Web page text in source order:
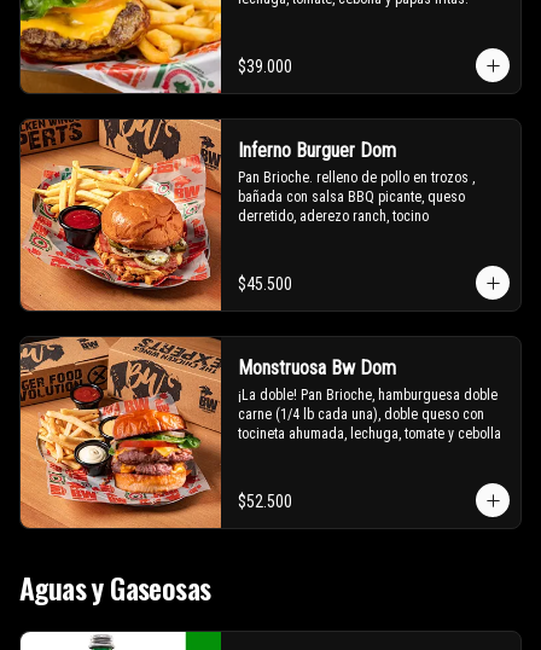
$39.000
Inferno Burguer Dom
Pan Brioche. relleno de pollo en trozos ,
bañada con salsa BBQ picante, queso
derretido, aderezo ranch, tocino
$45.500
Monstruosa Bw Dom
¡La doble! Pan Brioche, hamburguesa doble
carne (1/4 lb cada una), doble queso con
tocineta ahumada, lechuga, tomate y cebolla
$52.500
Aguas y Gaseosas